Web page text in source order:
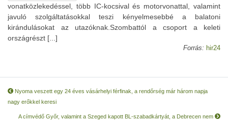
vonatközlekedéssel, több IC-kocsival és motorvonattal, valamint
javuló szolgáltatásokkal teszi kényelmesebbé a balatoni
kirándulásokat az utazóknak.Szombattól a csoport a keleti
országrészt [...]
Forrás: hir24
Nyoma veszett egy 24 éves vásárhelyi férfinak, a rendőrség már három napja
nagy erőkkel keresi
A címvédő Győr, valamint a Szeged kapott BL-szabadkártyát, a Debrecen nem